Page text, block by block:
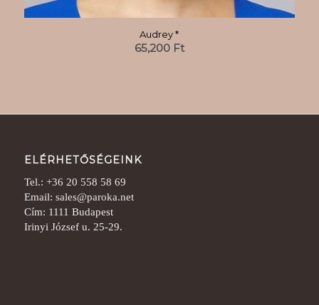
Audrey *
65,200 Ft
ELÉRHETŐSÉGEINK
Tel.: +36 20 558 58 69
Email: sales@paroka.net
Cím: 1111 Budapest
Irinyi József u. 25-29.